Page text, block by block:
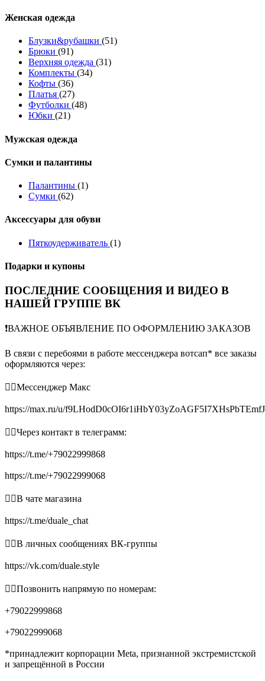
Женская одежда
Блузки&рубашки (51)
Брюки (91)
Верхняя одежда (31)
Комплекты (34)
Кофты (36)
Платья (27)
Футболки (48)
Юбки (21)
Мужская одежда
Сумки и палантины
Палантины (1)
Сумки (62)
Аксессуары для обуви
Пяткоудерживатель (1)
Подарки и купоны
ПОСЛЕДНИЕ СООБЩЕНИЯ И ВИДЕО В
НАШЕЙ ГРУППЕ ВК
❗️ВАЖНОЕ ОБЪЯВЛЕНИЕ ПО ОФОРМЛЕНИЮ ЗАКАЗОВ
В связи с перебоями в работе мессенджера вотсап* все заказы
оформляются через:
👉🏻Мессенджер Макс
https://max.ru/u/
👉🏻Через контакт в телеграмм:
https://t.me/+79022999868
https://t.me/+79022999068
👉🏻В чате магазина
https://t.me/duale_chat
👉🏻В личных сообщениях ВК-группы
https://vk.com/duale.style
👉🏻Позвонить напрямую по номерам:
+79022999868
+79022999068
*принадлежит корпорации Meta, признанной экстремистской
и запрещённой в России